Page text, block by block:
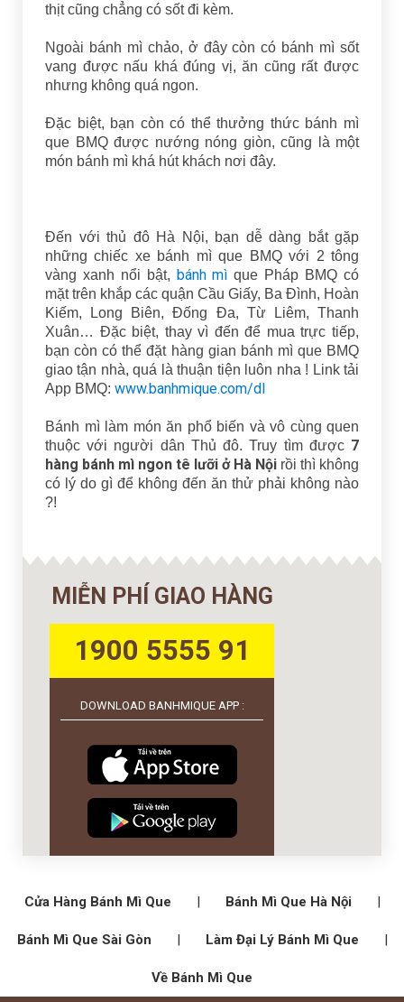
thịt cũng chẳng có sốt đi kèm.
Ngoài bánh mì chảo, ở đây còn có bánh mì sốt
vang được nấu khá đúng vị, ăn cũng rất được
nhưng không quá ngon.
Đặc biệt, bạn còn có thể thưởng thức bánh mì
que BMQ được nướng nóng giòn, cũng là một
món bánh mì khá hút khách nơi đây.
Đến với thủ đô Hà Nội, bạn dễ dàng bắt gặp
những chiếc xe bánh mì que BMQ với 2 tông
vàng xanh nổi bật, bánh mì que Pháp BMQ có
mặt trên khắp các quận Cầu Giấy, Ba Đình, Hoàn
Kiếm, Long Biên, Đống Đa, Từ Liêm, Thanh
Xuân… Đặc biệt, thay vì đến để mua trực tiếp,
bạn còn có thể đặt hàng gian bánh mì que BMQ
giao tận nhà, quá là thuận tiện luôn nha ! Link tải
App BMQ: www.banhmique.com/dl
Bánh mì làm món ăn phổ biến và vô cùng quen
thuộc với người dân Thủ đô. Truy tìm được 7
hàng bánh mì ngon tê lưỡi ở Hà Nội rồi thì không
có lý do gì để không đến ăn thử phải không nào
?!
MIỄN PHÍ GIAO HÀNG
1900 5555 91
DOWNLOAD BANHMIQUE APP :
Cửa Hàng Bánh Mì Que | Bánh Mì Que Hà Nội |
Bánh Mì Que Sài Gòn | Làm Đại Lý Bánh Mì Que |
Về Bánh Mì Que